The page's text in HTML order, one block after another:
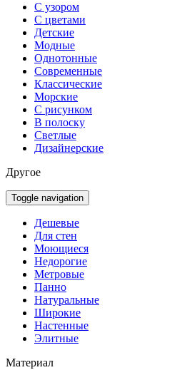
С узором
С цветами
Детские
Модные
Однотонные
Современные
Классические
Морские
С рисунком
В полоску
Светлые
Дизайнерские
Другое
Toggle navigation
Дешевые
Для стен
Моющиеся
Недорогие
Метровые
Панно
Натуральные
Широкие
Настенные
Элитные
Материал